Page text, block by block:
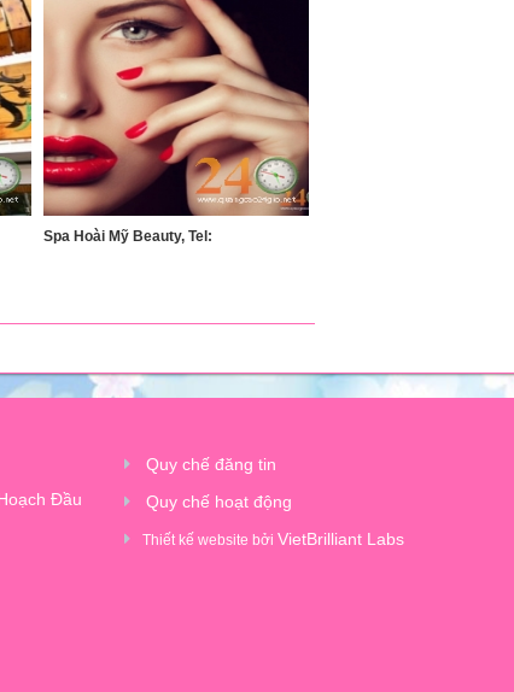
Spa Hoài Mỹ Beauty, Tel:
Đầu
Quy chế đăng tin
Quy chế hoạt động
Thiết kế website bởi VietBrilliant Labs